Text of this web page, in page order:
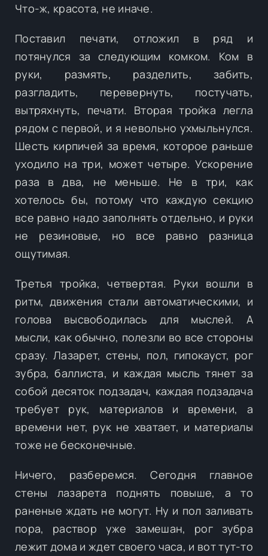
Что-ж, красота, не иначе.
Поставил печати, отложил в ряд и
потянулся за следующим комком. Ком в
руки, размять, разделить, забить,
разгладить, перевернуть, постучать,
вытряхнуть, печати. Вторая тройка легла
рядом с первой, и я невольно ухмыльнулся.
Шесть кирпичей за время, которое раньше
уходило на три, может четыре. Ускорение
раза в два, не меньше. Не в три, как
хотелось бы, потому что каждую секцию
все равно надо заполнять отдельно, и руки
не резиновые, но все равно разница
ощутимая.
Третья тройка, четвертая. Руки вошли в
ритм, движения стали автоматическими, и
голова высвободилась для мыслей. А
мысли, как обычно, полезли во все стороны
сразу. Лазарет, стены, пол, гипокауст, рог
зубра, баллиста, и каждая мысль тянет за
собой десяток подзадач, каждая подзадача
требует рук, материалов и времени, а
времени нет, рук не хватает, и материалы
тоже не бесконечные.
Ничего, разберемся. Сегодня главное
стены лазарета поднять повыше, а то
раненые ждать не могут. Ну и пол заливать
пора, раствор уже замешан, рог зубра
лежит дома и ждет своего часа, и вот тут-то